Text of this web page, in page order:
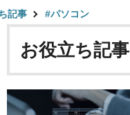
記事 #パソコン
お役立ち記事